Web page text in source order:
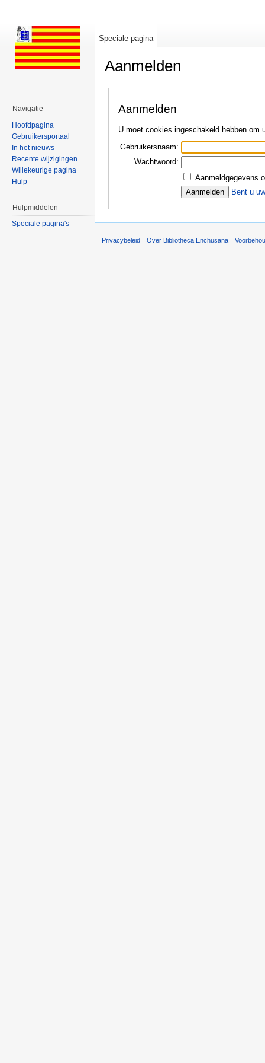
Aanmelden
Aanmelden
U moet cookies ingeschakeld hebben om
Gebruikersnaam:
Wachtwoord:
Aanmeldgegevens
Bent u
Speciale pagina
Navigatie
Hoofdpagina
Gebruikersportaal
In het nieuws
Recente wijzigingen
Willekeurige pagina
Hulp
Hulpmiddelen
Speciale pagina's
Privacybeleid Over Bibliotheca Enchusana